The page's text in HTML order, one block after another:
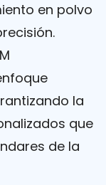
en polvo
la
que
de la